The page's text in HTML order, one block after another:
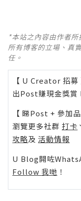
*本站之內容由作者
所有博客的立場、真
任。
【 U Creator 招募
出Post賺現金獎賞
【 睇Post + 參加品
瀏覽更多社群 打卡
攻略及 活動情報
U Blog開咗
Follow 我哋 ！